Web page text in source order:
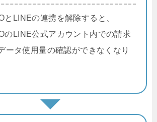
とLINEの連携を解除すると、
のLINE公式アカウント内での請求
ータ使用量の確認ができなくなり